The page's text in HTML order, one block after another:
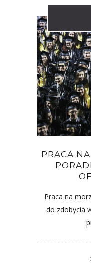
PRACA
Praca na
do zdobycia